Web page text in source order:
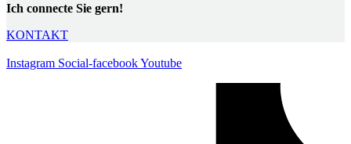
Ich connecte Sie gern!
KONTAKT
Instagram Social-facebookYoutube